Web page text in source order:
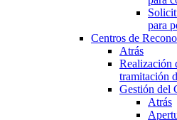
para
Centros de
Atrás
Realización
tramitación
Gestión del
Atrás